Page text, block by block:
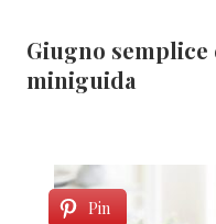
Giugno semplice
miniguida
Pin